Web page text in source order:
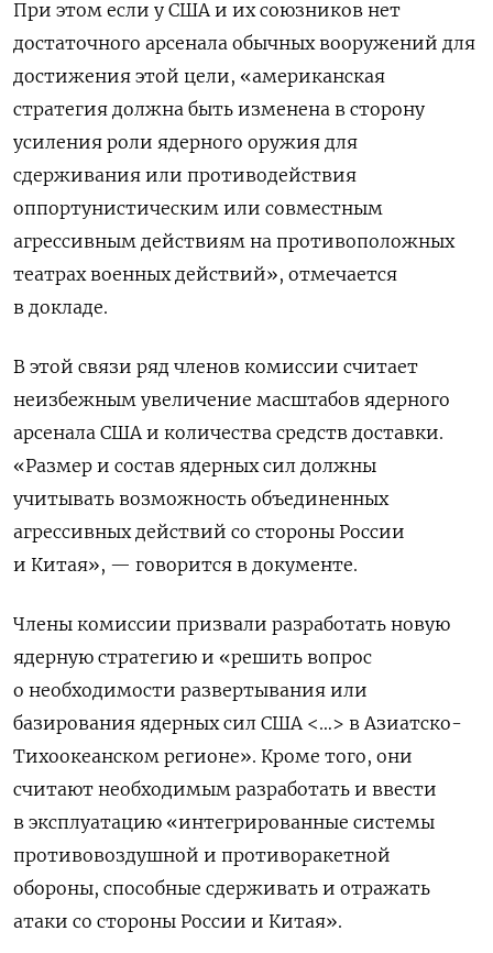
При этом если у США и их союзников нет
достаточного арсенала обычных вооружений для
достижения этой цели, «американская
стратегия должна быть изменена в сторону
усиления роли ядерного оружия для
сдерживания или противодействия
оппортунистическим или совместным
агрессивным действиям на противоположных
театрах военных действий», отмечается
в докладе.
В этой связи ряд членов комиссии считает
неизбежным увеличение масштабов ядерного
арсенала США и количества средств доставки.
«Размер и состав ядерных сил должны
учитывать возможность объединенных
агрессивных действий со стороны России
и Китая», — говорится в документе.
Члены комиссии призвали разработать новую
ядерную стратегию и «решить вопрос
о необходимости развертывания или
базирования ядерных сил США <…> в Азиатско-
Тихоокеанском регионе». Кроме того, они
считают необходимым разработать и ввести
в эксплуатацию «интегрированные системы
противовоздушной и противоракетной
обороны, способные сдерживать и отражать
атаки со стороны России и Китая».